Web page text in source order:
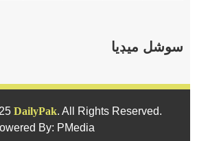
سوشل ميڊيا
DailyPak. All Rights Reserved.
By: PMedia